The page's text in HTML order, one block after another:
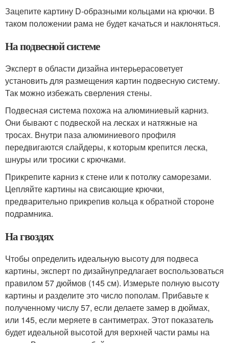
Зацепите картину D-образными кольцами на крючки. В
таком положении рама не будет качаться и наклоняться.
На подвесной системе
Эксперт в области дизайна интерьерасоветует
установить для размещения картин подвесную систему.
Так можно избежать сверления стены.
Подвесная система похожа на алюминиевый карниз.
Они бывают с подвеской на лесках и натяжные на
тросах. Внутри паза алюминиевого профиля
передвигаются слайдеры, к которым крепится леска,
шнуры или тросики с крючками.
Прикрепите карниз к стене или к потолку саморезами.
Цепляйте картины на свисающие крючки,
предварительно прикрепив кольца к обратной стороне
подрамника.
На гвоздях
Чтобы определить идеальную высоту для подвеса
картины, эксперт по дизайнупредлагает воспользоваться
правилом 57 дюймов (145 см). Измерьте полную высоту
картины и разделите это число пополам. Прибавьте к
полученному числу 57, если делаете замер в дюймах,
или 145, если меряете в сантиметрах. Этот показатель
будет идеальной высотой для верхней части рамы на